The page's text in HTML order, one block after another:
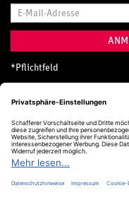
Mail-
* Pflichtfeld
Hotline
0800 20 70 300
Kostenlos aus dem
24 Stunden / 365 Tage im Jahr